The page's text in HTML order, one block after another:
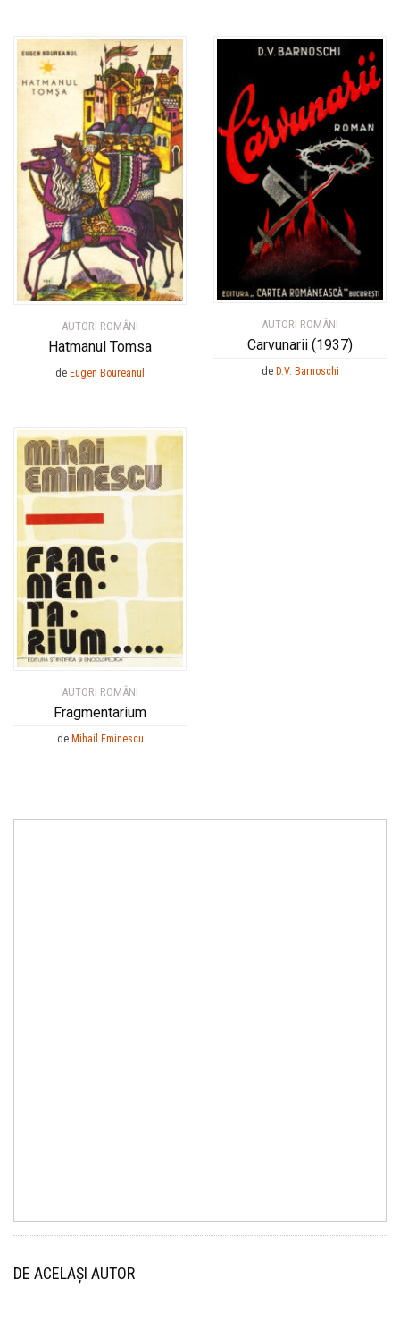
AUTORI ROMÂNI
Hatmanul Tomsa
de Eugen Boureanul
AUTORI ROMÂNI
Carvunarii (1937)
de D.V. Barnoschi
AUTORI ROMÂNI
Fragmentarium
de Mihail Eminescu
DE ACELAȘI AUTOR